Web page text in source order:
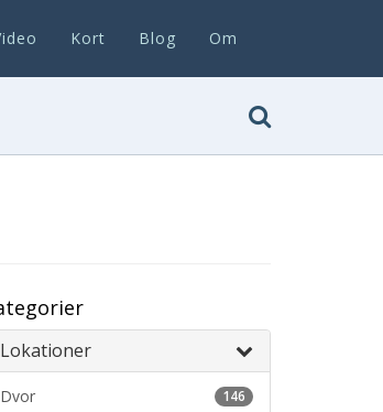
Kort Blog Om
Lokationer
146
Dvor